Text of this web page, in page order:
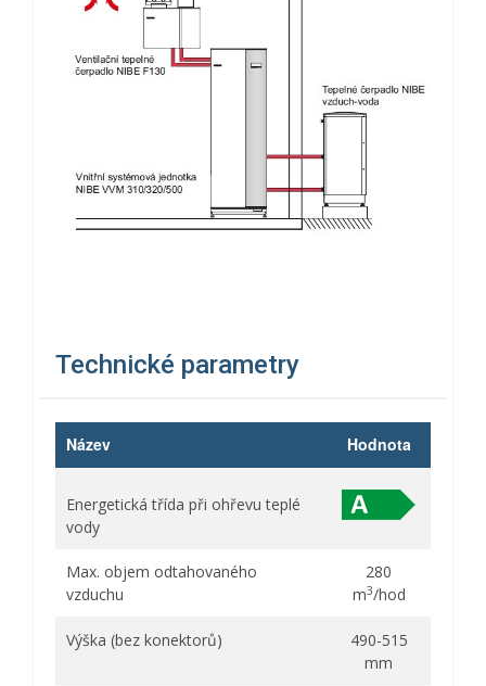
Technické parametry
Název Hodnota
Energetická třída při ohřevu teplé
vody
Max. objem odtahovaného
vzduchu
280
m3/hod
Výška (bez konektorů)
490-515
mm